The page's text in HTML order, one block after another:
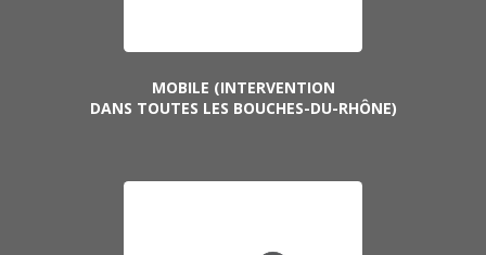
MOBILE (INTERVENTION
DANS TOUTES LES BOUCHES-DU-RHÔNE)